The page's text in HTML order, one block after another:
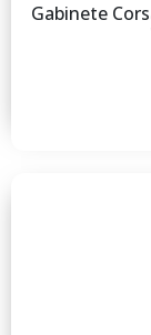
Gabinete